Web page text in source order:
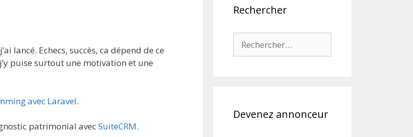
lancé. Echecs, succès, ca dépend de ce
puise surtout une motivation et une
avec Laravel.
patrimonial avecSuiteCRM.
Rechercher
Devenez annonceur